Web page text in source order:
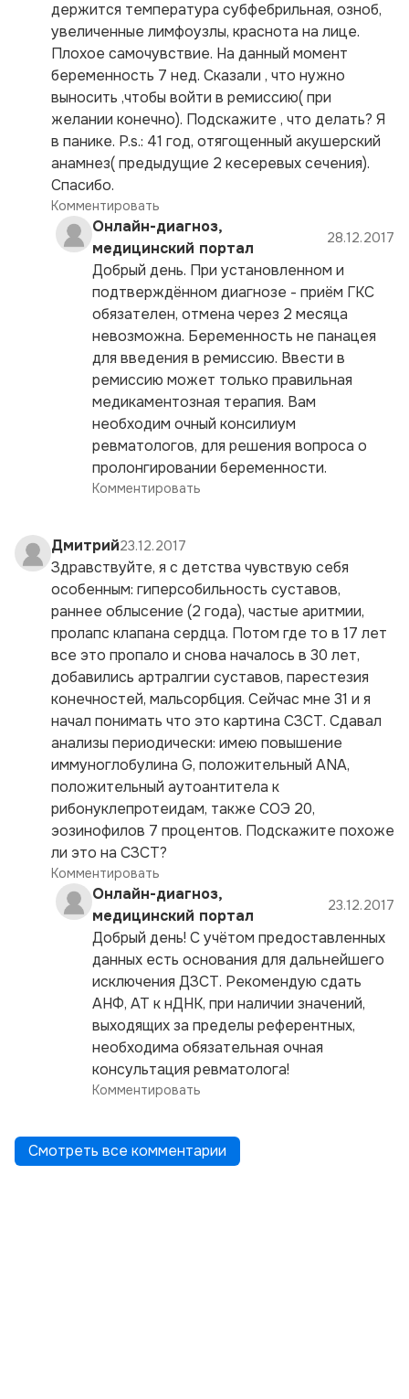
держится температура субфебрильная, озноб,
увеличенные лимфоузлы, краснота на лице.
Плохое самочувствие. На данный момент
беременность 7 нед. Сказали , что нужно
выносить ,чтобы войти в ремиссию( при
желании конечно). Подскажите , что делать? Я
в панике. P.s.: 41 год, отягощенный акушерский
анамнез( предыдущие 2 кесеревых сечения).
Спасибо.
Комментировать
Онлайн-диагноз,
медицинский портал
28.12.2017
Добрый день. При установленном и
подтверждённом диагнозе - приём ГКС
обязателен, отмена через 2 месяца
невозможна. Беременность не панацея
для введения в ремиссию. Ввести в
ремиссию может только правильная
медикаментозная терапия. Вам
необходим очный консилиум
ревматологов, для решения вопроса о
пролонгировании беременности.
Комментировать
Дмитрий23.12.2017
Здравствуйте, я с детства чувствую себя
особенным: гиперсобильность суставов,
раннее облысение (2 года), частые аритмии,
пролапс клапана сердца. Потом где то в 17 лет
все это пропало и снова началось в 30 лет,
добавились артралгии суставов, парестезия
конечностей, мальсорбция. Сейчас мне 31 и я
начал понимать что это картина СЗСТ. Сдавал
анализы периодически: имею повышение
иммуноглобулина G, положительный ANA,
положительный аутоантитела к
рибонуклепротеидам, также СОЭ 20,
эозинофилов 7 процентов. Подскажите похоже
ли это на СЗСТ?
Комментировать
Онлайн-диагноз,
медицинский портал
23.12.2017
Добрый день! С учётом предоставленных
данных есть основания для дальнейшего
исключения ДЗСТ. Рекомендую сдать
АНФ, АТ к нДНК, при наличии значений,
выходящих за пределы референтных,
необходима обязательная очная
консультация ревматолога!
Комментировать
Смотреть все комментарии